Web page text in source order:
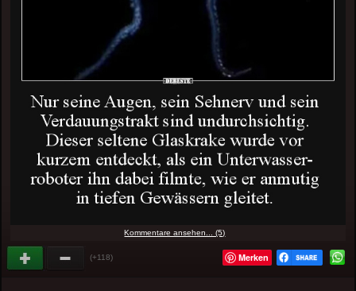
Kommentare ansehen... (5)
(+118) Merken